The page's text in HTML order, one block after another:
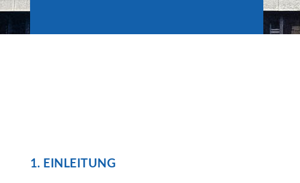
1. EINLEITUNG